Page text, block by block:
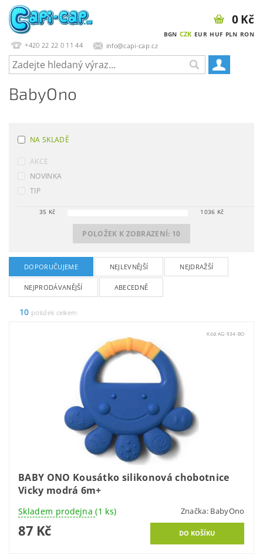
+420 22 22 0 11 44 info@capi-cap.cz
BGN CZK EUR HUF PLN RON
0 Kč
BabyOno
NA SKLADĚ
AKCE
NOVINKA
TIP
35 Kč 1036 Kč
POLOŽEK K ZOBRAZENÍ: 10
DOPORUČUJEME NEJLEVNĚJŠÍ NEJDRAŽŠÍ
NEJPRODÁVANĚJŠÍ ABECEDNĚ
10 položek celkem
Kód: AG-934-BO
BABY ONO Kousátko silikonová chobotnice
Vicky modrá 6m+
Skladem prodejna(1 ks) Značka: BabyOno
87 Kč